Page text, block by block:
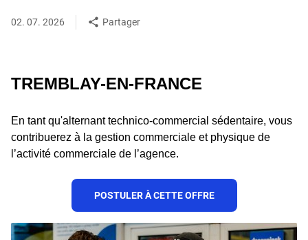
02. 07. 2026 Partager
TREMBLAY-EN-FRANCE
En tant qu'alternant technico-commercial sédentaire, vous
contribuerez à la gestion commerciale et physique de
l’activité commerciale de l’agence.
POSTULER À CETTE OFFRE